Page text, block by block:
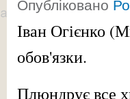
Іван Огієнко
обов'язки.
Плюндрує все